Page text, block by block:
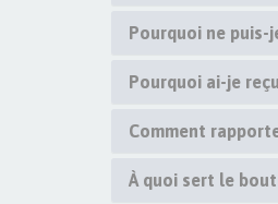
Pourquoi ne puis-
Pourquoi ai-je
Comment
À quoi sert le